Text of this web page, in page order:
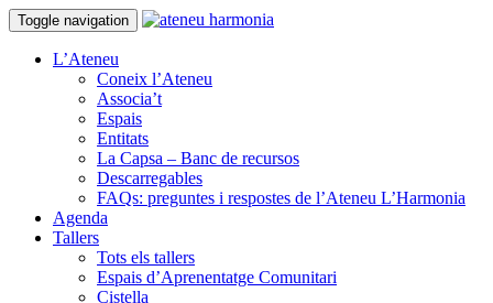
Toggle navigation
L’Ateneu
Coneix l’Ateneu
Associa’t
Espais
Entitats
La Capsa – Banc de recursos
Descarregables
FAQs: preguntes i respostes de l’Ateneu L’Harmonia
Agenda
Tallers
Tots els tallers
Espais d’Aprenentatge Comunitari
Cistella